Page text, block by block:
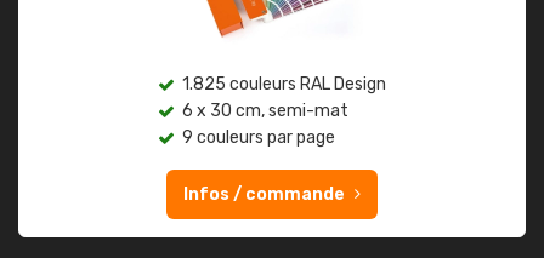
1.825 couleurs RAL Design
6 x 30 cm, semi-mat
9 couleurs par page
Infos / commande